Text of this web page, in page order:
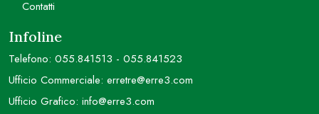
Contatti
Infoline
Telefono: 055.841513 - 055.841523
Ufficio Commerciale: erretre@erre3.com
Ufficio Grafico: info@erre3.com